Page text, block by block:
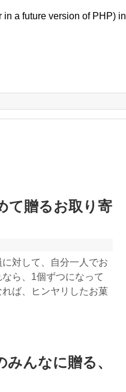
a future version of PHP) in
贈るお取り寄
対して、自分一人でお
ら、1個ずつになって
ば、ヒンヤリしたお菓
んなに贈る、